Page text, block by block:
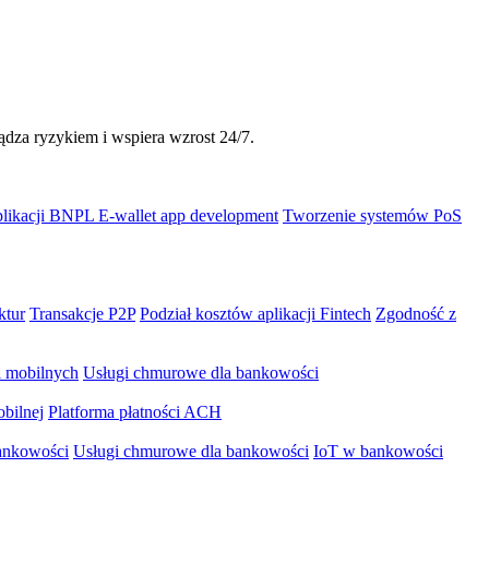
ryzykiem i wspiera wzrost 24/7.
BNPL E-wallet app development Tworzenie systemów PoS
Transakcje P2P Podział kosztów aplikacji Fintech Zgodność z
mobilnych Usługi chmurowe dla bankowości
Platforma płatności ACH
Usługi chmurowe dla bankowości IoT w bankowości